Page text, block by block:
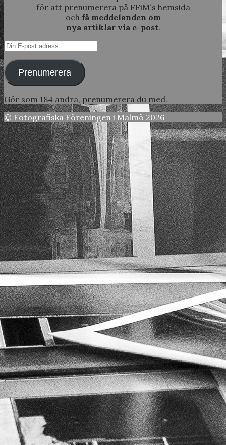
för att prenumerera på FFiM´s hemsida
och få meddelanden om
nya artiklar via e-post.
Din
E-
post
adressPrenumerera
Gör som 184 andra, prenumerera du med.
© Fotografiska Föreningen i Malmö 2026